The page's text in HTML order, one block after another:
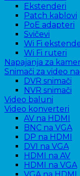
Ekstenderi
Patch kablovi
PoE adapteri
Svičevi
Wi Fi
Wi Fi ruteri
Napajanja za
Snimači za video
DVR snimači
NVR snimači
Video baluni
Video konverteri
AV na HDMI
BNC na VGA
DP na HDMI
DVI na VGA
HDMI na AV
HDMI na VGA